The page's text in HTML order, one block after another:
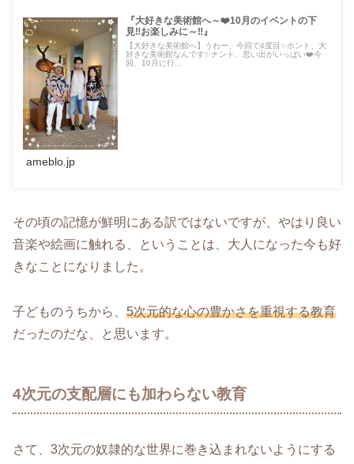
『大好きな美術館へ～❤️10月のイベントの下
見‼️お楽しみに～‼️』
【大好きな美術館へ】うわー、今回で4度目✨️ホント、大
好きな美術館なんです✨ナント、思い出がいっぱい❤️今
回、10月に行...
ameblo.jp
その頃の記憶が鮮明にある訳ではないですが、やはり良い
音楽や絵画に触れる、ということは、大人になった今も好
きなことになりました。
子どものうちから、 5次元的な心の豊かさを重視する教育
だったのだな、と思います。
4次元の支配層にも加わらない教育
さて、3次元の奴隷的な世界に巻き込まれないようにする